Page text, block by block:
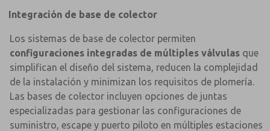
Integración de base de colector
Los sistemas de base de colector permiten
configuraciones integradas de múltiples válvulas que
simplifican el diseño del sistema, reducen la complejidad
de la instalación y minimizan los requisitos de plomería.
Las bases de colector incluyen opciones de juntas
especializadas para gestionar las configuraciones de
suministro, escape y puerto piloto en múltiples estaciones